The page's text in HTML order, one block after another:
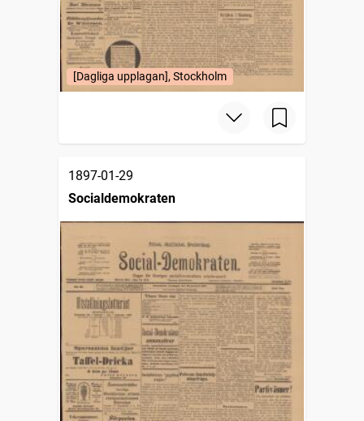
[Dagliga upplagan], Stockholm
1897-01-29
Socialdemokraten